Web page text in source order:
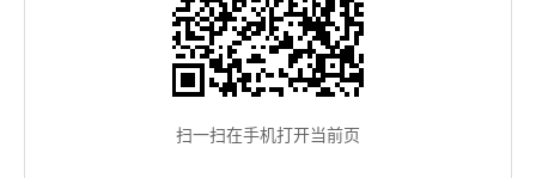
扫一扫在手机打开当前页